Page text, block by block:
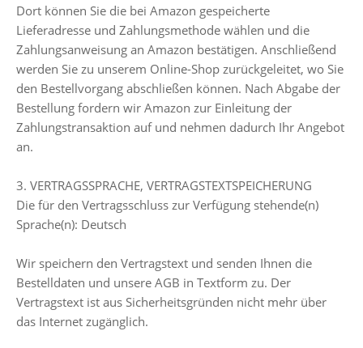
Dort können Sie die bei Amazon gespeicherte
Lieferadresse und Zahlungsmethode wählen und die
Zahlungsanweisung an Amazon bestätigen. Anschließend
werden Sie zu unserem Online-Shop zurückgeleitet, wo Sie
den Bestellvorgang abschließen können. Nach Abgabe der
Bestellung fordern wir Amazon zur Einleitung der
Zahlungstransaktion auf und nehmen dadurch Ihr Angebot
an.
3. VERTRAGSSPRACHE, VERTRAGSTEXTSPEICHERUNG
Die für den Vertragsschluss zur Verfügung stehende(n)
Sprache(n): Deutsch
Wir speichern den Vertragstext und senden Ihnen die
Bestelldaten und unsere AGB in Textform zu. Der
Vertragstext ist aus Sicherheitsgründen nicht mehr über
das Internet zugänglich.